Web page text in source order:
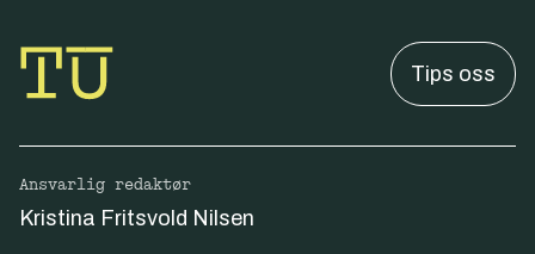
Tips oss
Ansvarlig redaktør
Kristina Fritsvold Nilsen